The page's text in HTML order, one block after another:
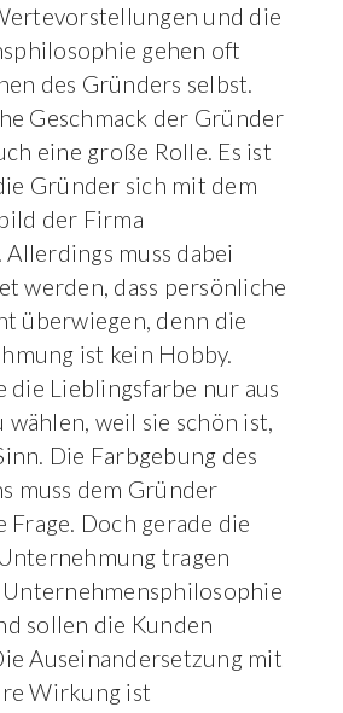
und die
gehen oft
des Gründers selbst.
Geschmack der Gründer
eine große Rolle. Es ist
Gründer sich mit dem
der Firma
muss dabei
werden, dass persönliche
überwiegen, denn die
ist kein Hobby.
die Lieblingsfarbe nur aus
weil sie schön ist,
Die Farbgebung des
muss dem Gründer
Frage. Doch gerade die
tragen
sollen die Kunden
Auseinandersetzung mit
Wirkung ist